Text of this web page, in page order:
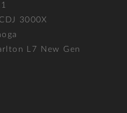
3000X
L7 New Gen